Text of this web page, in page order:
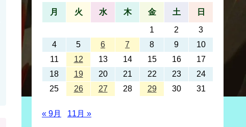
月 火 水 木 金 土 日
1 2
3
4
5 6 7 8 9
10
11
12 13 14 15 16
17
18
19 20 21 22 23
24
25
26 27 28 29 30 31
« 9月 11月 »